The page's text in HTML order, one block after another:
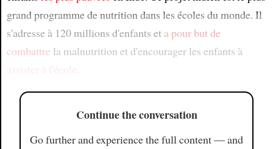
grand programme de nutrition dans les écoles du monde. Il
s'adresse à 120 millions d'enfants et a pour but de
combattre la malnutrition et d'encourager les enfants à
assister à l'école
Continue the conversation
Go further and experience the full content — and